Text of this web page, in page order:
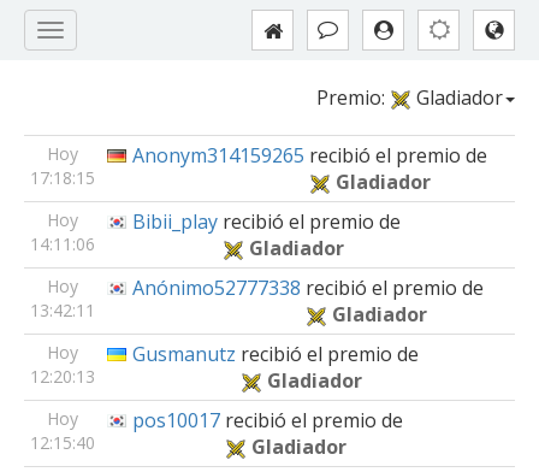
Premio: Gladiador
Hoy
17:18:15
Anonym314159265 recibió el premio de
Gladiador
Hoy
14:11:06
Bibii_play recibió el premio de
Gladiador
Hoy
13:42:11
Anónimo52777338 recibió el premio de
Gladiador
Hoy
12:20:13
Gusmanutz recibió el premio de
Gladiador
Hoy
12:15:40
pos10017 recibió el premio de
Gladiador